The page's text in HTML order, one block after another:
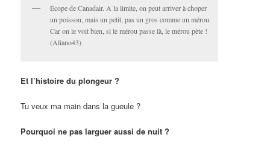
Écope de Canadair. A la limite, on peut arriver à choper
un poisson, mais un petit, pas un gros comme un mérou.
Car on le voit bien, si le mérou passe là, le mérou pète !
(Aliano43)
Et l’histoire du plongeur ?
Tu veux ma main dans la gueule ?
Pourquoi ne pas larguer aussi de nuit ?